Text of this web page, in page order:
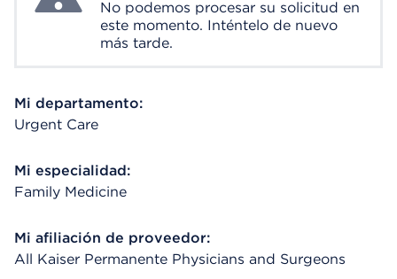
No podemos procesar su solicitud en
este momento. Inténtelo de nuevo
más tarde.
Mi departamento:
Urgent Care
Mi especialidad:
Family Medicine
Mi afiliación de proveedor:
All Kaiser Permanente Physicians and Surgeons